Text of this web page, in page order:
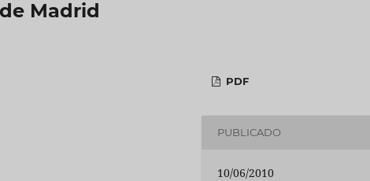
Madrid
PDF
PUBLICADO
10/06/2010